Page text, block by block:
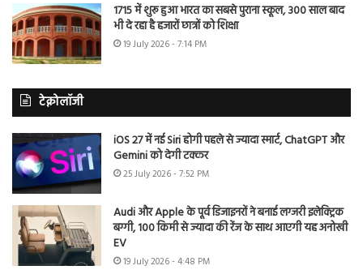
1715 में शुरू हुआ भारत का सबसे पुराना स्कूल, 300 साल बाद
भी दे रहा है हजारों छात्रों को शिक्षा
19 July 2026 - 7:14 PM
टेक्नोलॉजी
iOS 27 में नई Siri होगी पहले से ज्यादा स्मार्ट, ChatGPT और
Gemini को देगी टक्कर
25 July 2026 - 7:52 PM
Audi और Apple के पूर्व डिजाइनरों ने बनाई लग्जरी इलेक्ट्रिक
बग्गी, 100 किमी से ज्यादा की रेंज के साथ आएगी यह अनोखी
EV
19 July 2026 - 4:48 PM